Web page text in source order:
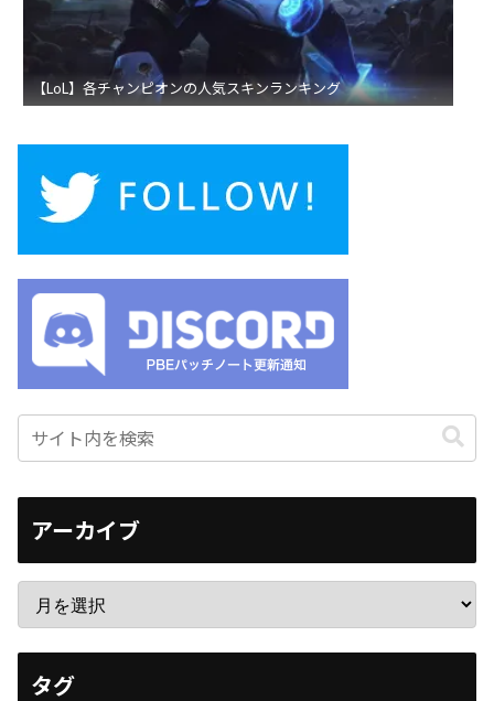
【LoL】各チャンピオンの人気スキンランキング
アーカイブ
タグ